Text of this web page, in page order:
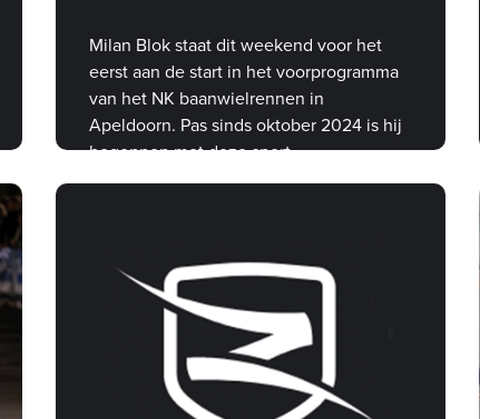
Milan Blok staat dit weekend voor het
eerst aan de start in het voorprogramma
van het NK baanwielrennen in
Apeldoorn. Pas sinds oktober 2024 is hij
begonnen met deze sport